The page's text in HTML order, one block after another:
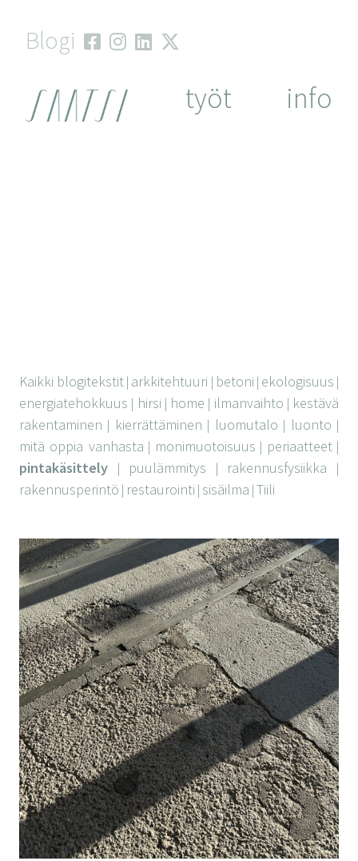
contentBlogi
työt info
Kaikki blogitekstit | arkkitehtuuri | betoni | ekologisuus |
energiatehokkuus | hirsi | home | ilmanvaihto | kestävä
rakentaminen | kierrättäminen | luomutalo | luonto |
mitä oppia vanhasta | monimuotoisuus | periaatteet|
pintakäsittely | puulämmitys | rakennusfysiikka |
rakennusperintö | restaurointi | sisäilma | Tiili